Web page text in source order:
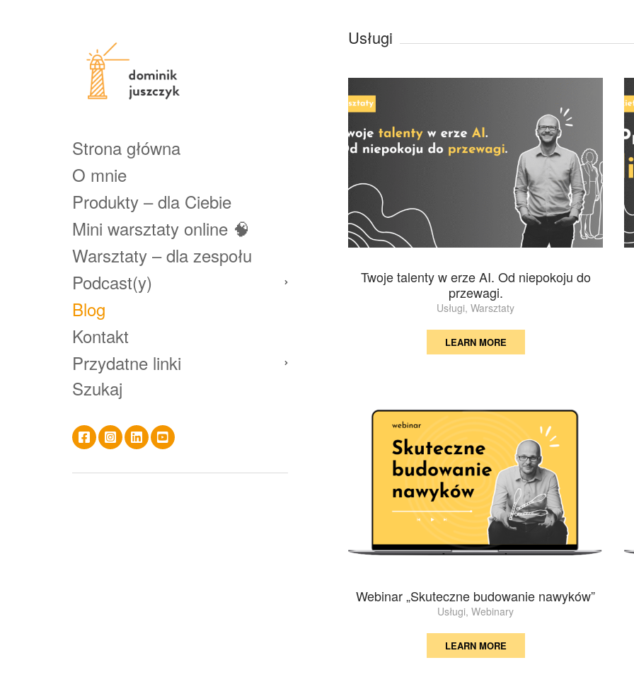
Strona główna
O mnie
Produkty – dla Ciebie
Mini warsztaty online 🧠
Warsztaty – dla zespołu
Podcast(y)
Blog
Kontakt
Przydatne linki
Szukaj
Usługi
Twoje talenty w erze AI. Od niepokoju do
przewagi.
Usługi, Warsztaty
LEARN MORE
Webinar „Skuteczne budowanie nawyków”
Usługi, Webinary
LEARN MORE